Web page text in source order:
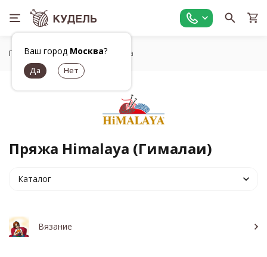
Ваш город Москва?
Главная Бренды Himalaya
Пряжа Himalaya (Гималаи)
Каталог
Вязание